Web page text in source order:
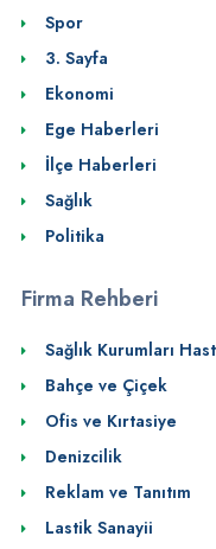
Spor
3. Sayfa
Ekonomi
Ege Haberleri
İlçe Haberleri
Sağlık
Politika
Firma Rehberi
Sağlık Kurumları
Bahçe ve Çiçek
Ofis ve Kırtasiye
Denizcilik
Reklam ve Tanıtım
Lastik Sanayii